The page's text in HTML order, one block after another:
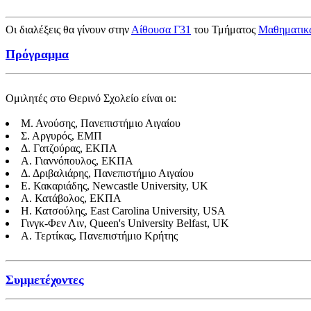
Οι διαλέξεις θα γίνουν στην Αίθουσα Γ31 του Τμήματος
Πρόγραμμα
Ομιλητές στο Θερινό Σχολείο είναι οι:
Μ. Ανούσης, Πανεπιστήμιο Αιγαίου
Σ. Αργυρός, ΕΜΠ
Δ. Γατζούρας, ΕΚΠΑ
A. Γιαννόπουλος, ΕΚΠΑ
Δ. Δριβαλιάρης, Πανεπιστήμιο Αιγαίου
Ε. Κακαριάδης, Newcastle University, UK
Α. Κατάβολος, ΕΚΠΑ
Η. Κατσούλης, East Carolina University, USA
Γινγκ-Φεν Λιν, Queen's University Belfast, UK
Α. Τερτίκας, Πανεπιστήμιο Κρήτης
Συμμετέχοντες